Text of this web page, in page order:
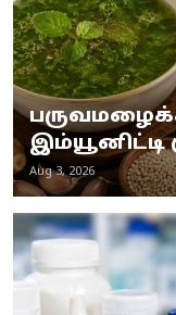
இம்யூனிட்டி
Aug 3, 2026